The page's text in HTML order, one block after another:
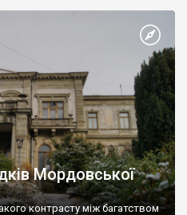
Мордовської
контрасту між багатством